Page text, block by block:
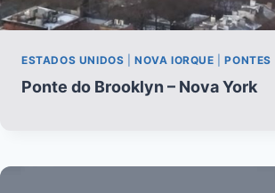
ESTADOS UNIDOS |NOVA IORQUE |PONTES
Ponte do Brooklyn – Nova York